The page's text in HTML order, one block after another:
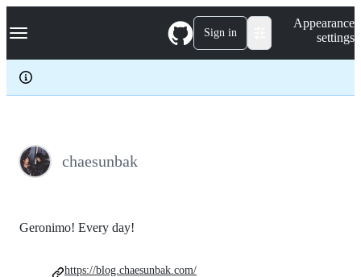
k
p
c
Navigation Menu Sign in
Appearance
settings
chaesunbak
Geronimo! Every day!
https://blog.chaesunbak.com/